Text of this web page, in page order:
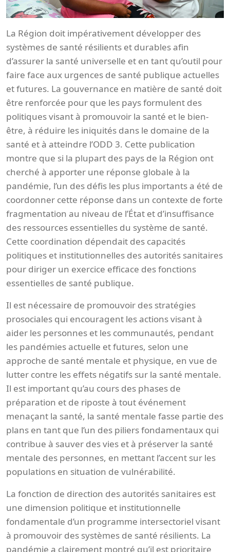
La Région doit impérativement développer des
systèmes de santé résilients et durables afin
d’assurer la santé universelle et en tant qu’outil pour
faire face aux urgences de santé publique actuelles
et futures. La gouvernance en matière de santé doit
être renforcée pour que les pays formulent des
politiques visant à promouvoir la santé et le bien-
être, à réduire les iniquités dans le domaine de la
santé et à atteindre l’ODD 3. Cette publication
montre que si la plupart des pays de la Région ont
cherché à apporter une réponse globale à la
pandémie, l’un des défis les plus importants a été de
coordonner cette réponse dans un contexte de forte
fragmentation au niveau de l’État et d’insuffisance
des ressources essentielles du système de santé.
Cette coordination dépendait des capacités
politiques et institutionnelles des autorités sanitaires
pour diriger un exercice efficace des fonctions
essentielles de santé publique.
Il est nécessaire de promouvoir des stratégies
prosociales qui encouragent les actions visant à
aider les personnes et les communautés, pendant
les pandémies actuelle et futures, selon une
approche de santé mentale et physique, en vue de
lutter contre les effets négatifs sur la santé mentale.
Il est important qu’au cours des phases de
préparation et de riposte à tout événement
menaçant la santé, la santé mentale fasse partie des
plans en tant que l’un des piliers fondamentaux qui
contribue à sauver des vies et à préserver la santé
mentale des personnes, en mettant l’accent sur les
populations en situation de vulnérabilité.
La fonction de direction des autorités sanitaires est
une dimension politique et institutionnelle
fondamentale d’un programme intersectoriel visant
à promouvoir des systèmes de santé résilients. La
pandémie a clairement montré qu’il est prioritaire